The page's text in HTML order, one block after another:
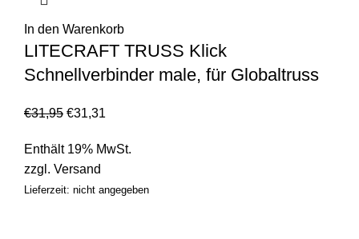
In den Warenkorb
LITECRAFT TRUSS Klick
Schnellverbinder male, für Globaltruss
€31,95 €31,31
Enthält 19% MwSt.
zzgl. Versand
Lieferzeit: nicht angegeben